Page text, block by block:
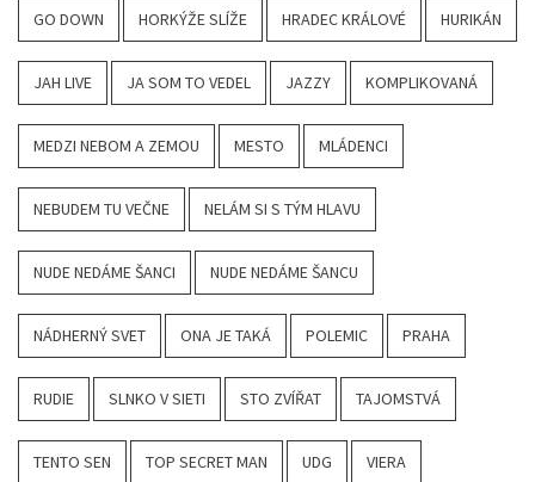
GO DOWN HORKÝŽE SLÍŽE HRADEC KRÁLOVÉ HURIKÁN
JAH LIVE JA SOM TO VEDEL JAZZY KOMPLIKOVANÁ
MEDZI NEBOM A ZEMOU MESTO MLÁDENCI
NEBUDEM TU VEČNE NELÁM SI S TÝM HLAVU
NUDE NEDÁME ŠANCI NUDE NEDÁME ŠANCU
NÁDHERNÝ SVET ONA JE TAKÁ POLEMIC PRAHA
RUDIE SLNKO V SIETI STO ZVÍŘAT TAJOMSTVÁ
TENTO SEN TOP SECRET MAN UDG VIERA